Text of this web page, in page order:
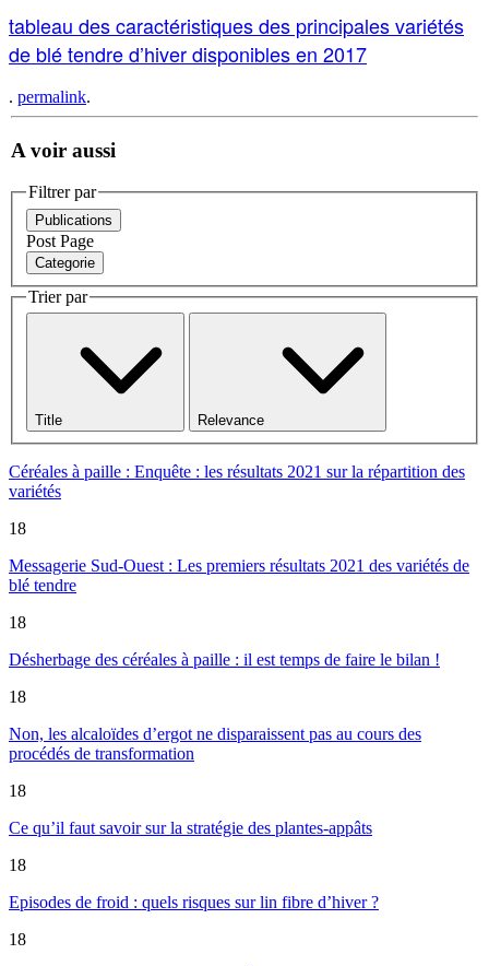
tableau des caractéristiques des principales variétés
de blé tendre d’hiver disponibles en 2017
. permalink.
A voir aussi
Filtrer par
Publications
Post Page
Categorie
Trier par
Title Relevance
Céréales à paille : Enquête : les résultats 2021 sur la répartition des
variétés
18
Messagerie Sud-Ouest : Les premiers résultats 2021 des variétés de
blé tendre
18
Désherbage des céréales à paille : il est temps de faire le bilan !
18
Non, les alcaloïdes d’ergot ne disparaissent pas au cours des
procédés de transformation
18
Ce qu’il faut savoir sur la stratégie des plantes-appâts
18
Episodes de froid : quels risques sur lin fibre d’hiver ?
18